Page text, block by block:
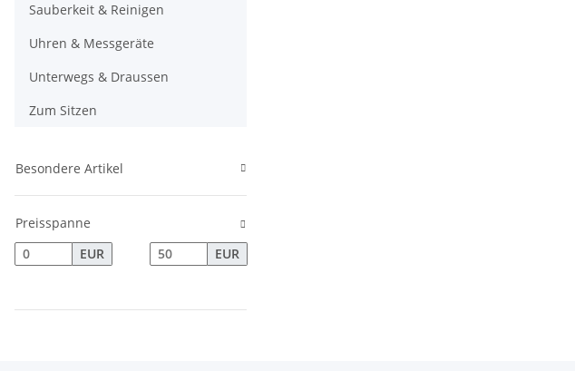
Sauberkeit & Reinigen
Uhren & Messgeräte
Unterwegs & Draussen
Zum Sitzen
Besondere Artikel
Preisspanne
EUR
EUR